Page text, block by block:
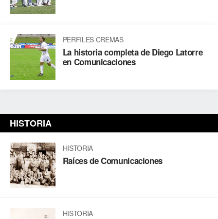
PERFILES CREMAS
La historia completa de Diego Latorre
en Comunicaciones
HISTORIA
HISTORIA
Raíces de Comunicaciones
HISTORIA